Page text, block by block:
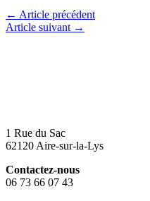
← Article précédent
Article suivant →
1 Rue du Sac
62120 Aire-sur-la-Lys
Contactez-nous
06 73 66 07 43